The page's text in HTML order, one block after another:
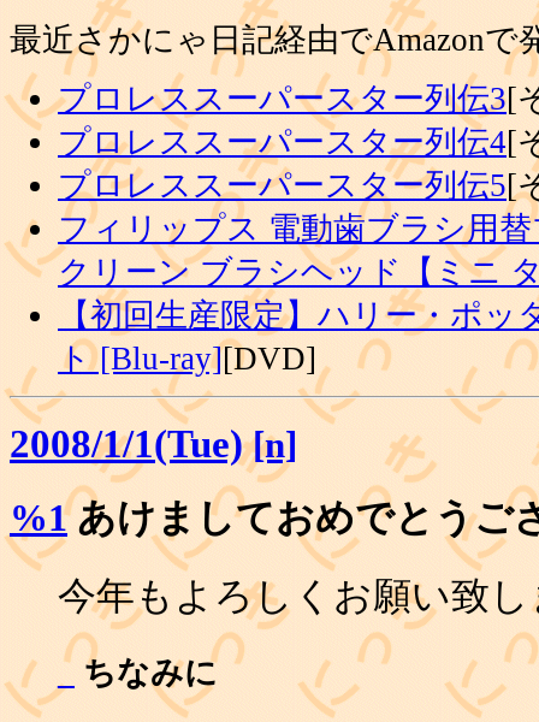
最近さかにゃ日記経由でAmazon
プロレススーパースター列伝3[
プロレススーパースター列伝4[
プロレススーパースター列伝5[
フィリップス 電動歯ブラシ用
クリーン ブラシヘッド【ミニ
【初回生産限定】ハリー・ポ
ト [Blu-ray][DVD]
2008/1/1(Tue) [n]
%1あけましておめでとうご
今年もよろしくお願い致
_ ちなみに